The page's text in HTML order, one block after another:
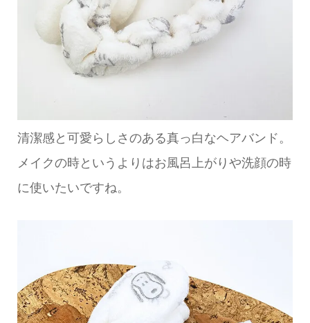
清潔感と可愛らしさのある真っ白なヘアバンド。
メイクの時というよりはお風呂上がりや洗顔の時
に使いたいですね。